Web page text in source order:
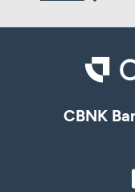
CBNK